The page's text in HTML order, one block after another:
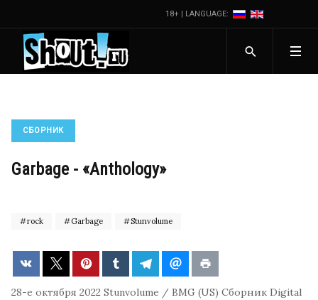
18+ | LANGUAGE:
СБОРНИК
Garbage - «Anthology»
rock Garbage Stunvolume
28-е октября 2022 Stunvolume / BMG (US) Сборник Digital